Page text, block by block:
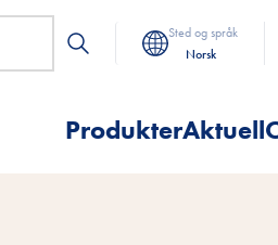
Sted og språk
Norsk
ProdukterAktuell